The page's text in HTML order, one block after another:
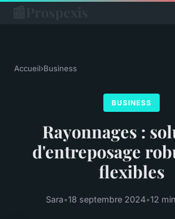
Accueil›Business
BUSINESS
Rayonnages :
d'entreposage
flexibles
Sara•18 septembre 2024•12